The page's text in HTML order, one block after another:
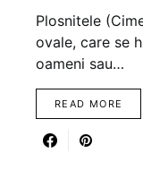
Plosnitele
ovale, care se
oameni sau…
READ MORE